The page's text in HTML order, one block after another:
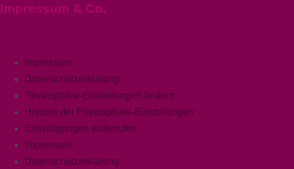
Impressum & Co.
Impressum
Datenschutzerklärung
Privatsphäre-Einstellungen ändern
Historie der Privatsphäre-Einstellungen
Einwilligungen widerrufen
Impressum
Datenschutzerklärung